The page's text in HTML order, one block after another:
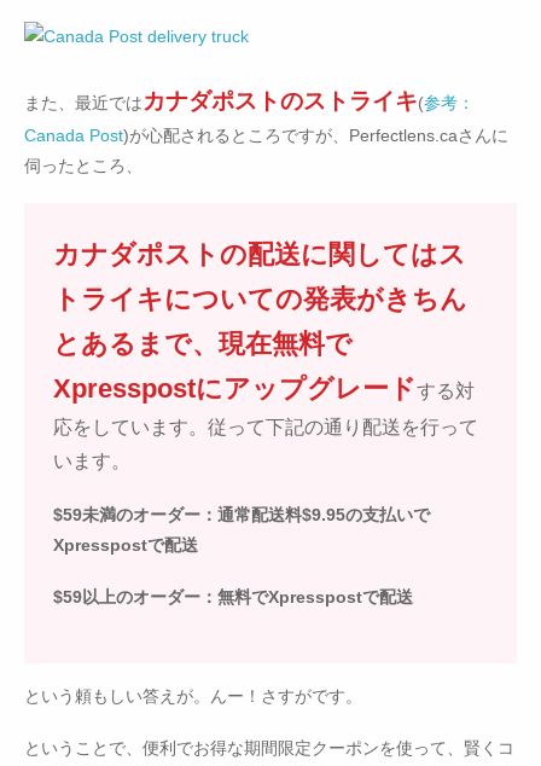
また、最近ではカナダポストのストライキ(参考：
Canada Post)が心配されるところですが、Perfectlens.caさんに
伺ったところ、
カナダポストの配送に関してはス
トライキについての発表がきちん
とあるまで、現在無料で
Xpresspostにアップグレードする対
応をしています。従って下記の通り配送を行って
います。
$59未満のオーダー：通常配送料$9.95の支払いで
Xpresspostで配送
$59以上のオーダー：無料でXpresspostで配送
という頼もしい答えが。んー！さすがです。
ということで、便利でお得な期間限定クーポンを使って、賢くコ